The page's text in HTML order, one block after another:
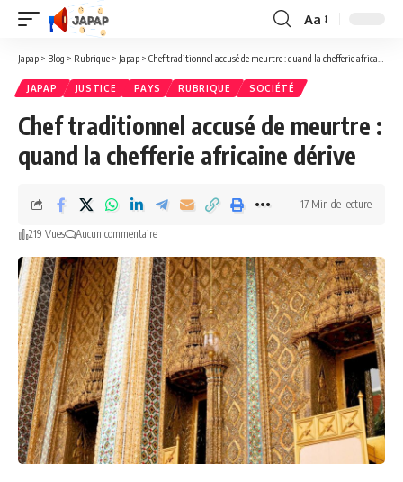
Redimensionner
la
Aa
Japap > Blog > Rubrique > Japap > Chef traditionnel accusé de meurtre : quand la chefferie africaine dérive
JAPAP JUSTICE PAYS RUBRIQUE SOCIÉTÉ
Chef traditionnel accusé de meurtre :
quand la chefferie africaine dérive
219 Vues Aucun commentaire
17 Min de lecture